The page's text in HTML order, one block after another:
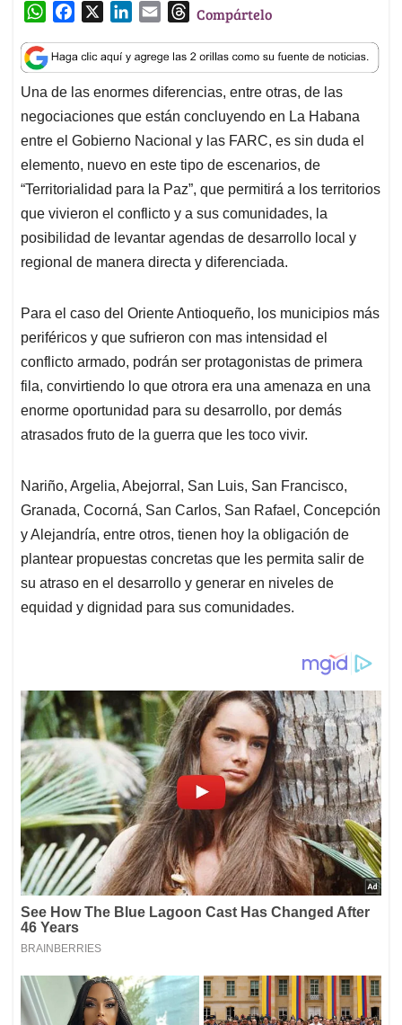
W
a
t
s
A
p
p
c
e
b
o
o
k
n
k
e
d
I
n
a
i
l
T
r
e
a
d
s
Compártelo
Una de las enormes diferencias, entre otras, de las
negociaciones que están concluyendo en La Habana
entre el Gobierno Nacional y las FARC, es sin duda el
elemento, nuevo en este tipo de escenarios, de
“Territorialidad para la Paz”, que permitirá a los territorios
que vivieron el conflicto y a sus comunidades, la
posibilidad de levantar agendas de desarrollo local y
regional de manera directa y diferenciada.
Para el caso del Oriente Antioqueño, los municipios más
periféricos y que sufrieron con mas intensidad el
conflicto armado, podrán ser protagonistas de primera
fila, convirtiendo lo que otrora era una amenaza en una
enorme oportunidad para su desarrollo, por demás
atrasados fruto de la guerra que les toco vivir.
Nariño, Argelia, Abejorral, San Luis, San Francisco,
Granada, Cocorná, San Carlos, San Rafael, Concepción
y Alejandría, entre otros, tienen hoy la obligación de
plantear propuestas concretas que les permita salir de
su atraso en el desarrollo y generar en niveles de
equidad y dignidad para sus comunidades.